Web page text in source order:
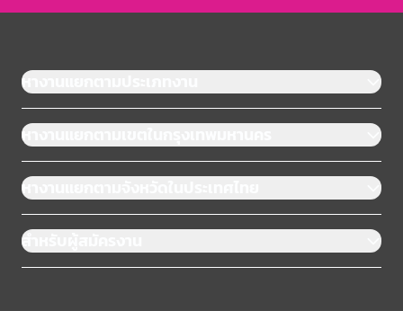
หางานแยกตามประเภทงาน
หางานแยกตามเขตในกรุงเทพมหานคร
หางานแยกตามจังหวัดในประเทศไทย
สำหรับผู้สมัครงาน